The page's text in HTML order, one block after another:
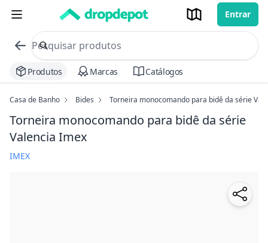
Entrar
commerce search no header
Procurar
Produtos Marcas Catálogos
Casa de Banho Bides Torneira monocomando para bidê da série
Torneira monocomando para bidê da série
Valencia Imex
IMEX